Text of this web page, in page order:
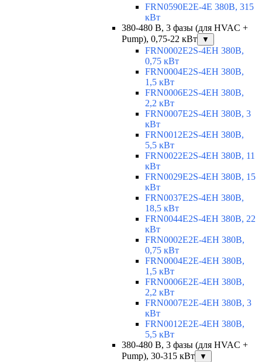
FRN0590E2E-4E 380В, 315
кВт
380-480 В, 3 фазы (для HVAC +
Pump), 0,75-22 кВт
▼
FRN0002E2S-4EH 380В,
0,75 кВт
FRN0004E2S-4EH 380В,
1,5 кВт
FRN0006E2S-4EH 380В,
2,2 кВт
FRN0007E2S-4EH 380В, 3
кВт
FRN0012E2S-4EH 380В,
5,5 кВт
FRN0022E2S-4EH 380В, 11
кВт
FRN0029E2S-4EH 380В, 15
кВт
FRN0037E2S-4EH 380В,
18,5 кВт
FRN0044E2S-4EH 380В, 22
кВт
FRN0002E2E-4EH 380В,
0,75 кВт
FRN0004E2E-4EH 380В,
1,5 кВт
FRN0006E2E-4EH 380В,
2,2 кВт
FRN0007E2E-4EH 380В, 3
кВт
FRN0012E2E-4EH 380В,
5,5 кВт
380-480 В, 3 фазы (для HVAC +
Pump), 30-315 кВт
▼